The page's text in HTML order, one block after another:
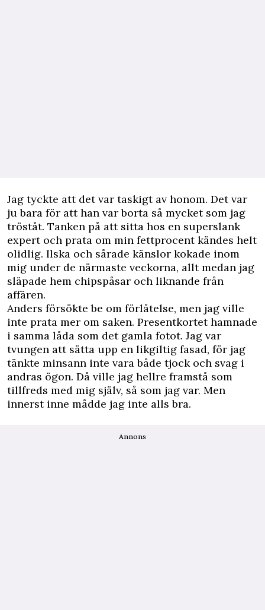
Jag tyckte att det var taskigt av honom. Det var
ju bara för att han var borta så mycket som jag
tröståt. Tanken på att sitta hos en superslank
expert och prata om min fettprocent kändes helt
olidlig. Ilska och sårade känslor kokade inom
mig under de närmaste veckorna, allt medan jag
släpade hem chipspåsar och liknande från
affären.
Anders försökte be om förlåtelse, men jag ville
inte prata mer om saken. Presentkortet hamnade
i samma låda som det gamla fotot. Jag var
tvungen att sätta upp en likgiltig fasad, för jag
tänkte minsann inte vara både tjock och svag i
andras ögon. Då ville jag hellre framstå som
tillfreds med mig själv, så som jag var. Men
innerst inne mådde jag inte alls bra.
Annons